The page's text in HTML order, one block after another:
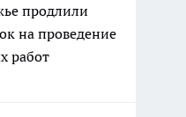
продлили
на проведение
работ